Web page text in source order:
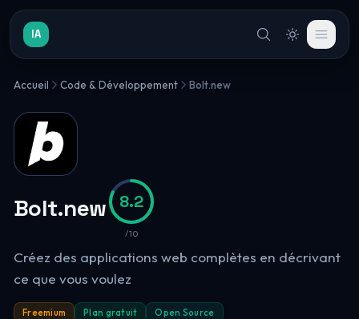
IA
Accueil Code & Développement Bolt.new
Bolt.new 8.2
/10
Créez des applications web complètes en décrivant
ce que vous voulez
Freemium Plan gratuit Open Source